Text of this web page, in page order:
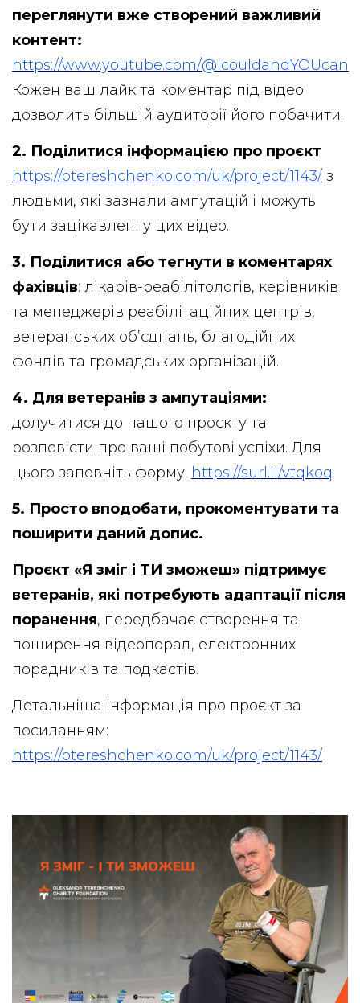
переглянути вже створений важливий
контент:
https://www.youtube.com/@IcouldandYOUcan
Кожен ваш лайк та коментар під відео
дозволить більшій аудиторії його побачити.
2. Поділитися інформацією про проєкт
https://otereshchenko.com/uk/project/1143/ з
людьми, які зазнали ампутацій і можуть
бути зацікавлені у цих відео.
3. Поділитися або тегнути в коментарях
фахівців: лікарів-реабілітологів, керівників
та менеджерів реабілітаційних центрів,
ветеранських обʼєднань, благодійних
фондів та громадських організацій.
4. Для ветеранів з ампутаціями:
долучитися до нашого проєкту та
розповісти про ваші побутові успіхи. Для
цього заповніть форму: https://surl.li/vtqkoq
5. Просто вподобати, прокоментувати та
поширити даний допис.
Проєкт «Я зміг і ТИ зможеш» підтримує
ветеранів, які потребують адаптації після
поранення, передбачає створення та
поширення відеопорад, електронних
порадників та подкастів.
Детальніша інформація про проєкт за
посиланням:
https://otereshchenko.com/uk/project/1143/